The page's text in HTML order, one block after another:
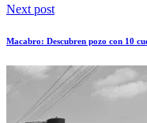
Next post
Macabro: Descubren pozo con 10